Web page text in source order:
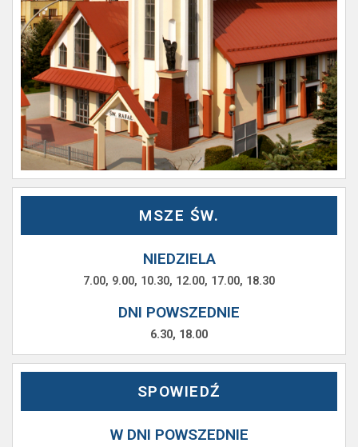
MSZE ŚW.
NIEDZIELA
7.00, 9.00, 10.30, 12.00, 17.00, 18.30
DNI POWSZEDNIE
6.30, 18.00
SPOWIEDŹ
W DNI POWSZEDNIE